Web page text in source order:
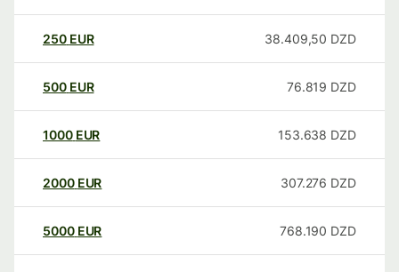
250 EUR 38.409,50 DZD
500 EUR 76.819 DZD
1000 EUR 153.638 DZD
2000 EUR 307.276 DZD
5000 EUR 768.190 DZD